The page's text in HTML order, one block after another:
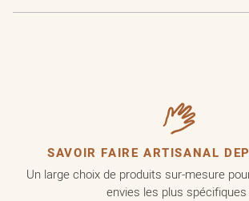
SAVOIR FAIRE ARTISANAL
Un large choix de produits sur-mesure
envies les plus spécifiques